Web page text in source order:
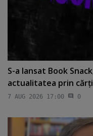
S-a lansat Book
actualitatea prin
7 AUG 2026 17:00 0